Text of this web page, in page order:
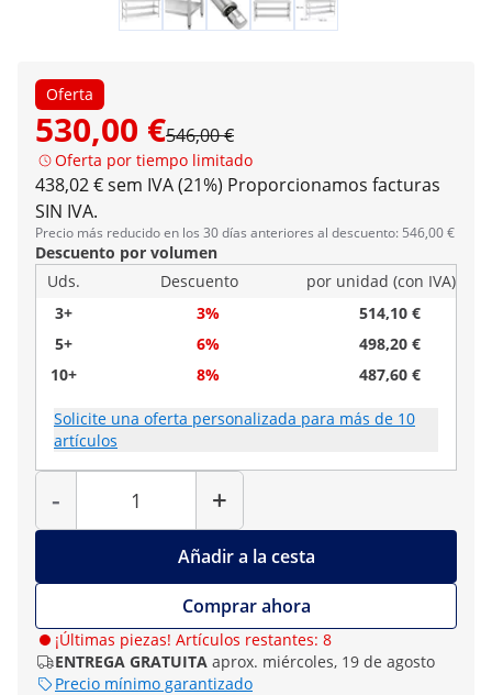
Oferta
530,00 €546,00 €
Oferta por tiempo limitado
438,02 € sem IVA (21%) Proporcionamos facturas
SIN IVA.
Precio más reducido en los 30 días anteriores al descuento: 546,00 €
Descuento por volumen
Uds.
Descuento
por unidad (con IVA)
3+
3%
514,10 €
5+
6%
498,20 €
10+
8% 487,60 €
Solicite una oferta personalizada para más de 10
artículos
-
Cantidad
+
Añadir a la cesta
Comprar ahora
¡Últimas piezas! Artículos restantes: 8
ENTREGA GRATUITA aprox. miércoles, 19 de agosto
Precio mínimo garantizado